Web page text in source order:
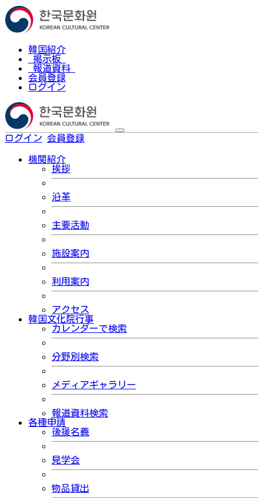
韓国紹介
掲示板
報道資料
会員登録
ログイン
ログイン 会員登録
機関紹介
挨拶
沿革
主要活動
施設案内
利用案内
アクセス
韓国文化院行事
カレンダーで検索
分野別検索
メディアギャラリー
報道資料検索
各種申請
後援名義
見学会
物品貸出